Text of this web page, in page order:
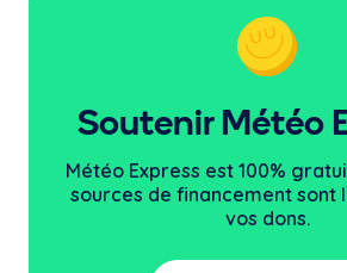
Soutenir Météo
Météo Express est 100%
sources de financement sont
vos dons.